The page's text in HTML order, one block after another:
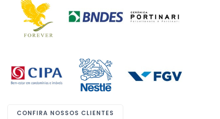
CONFIRA NOSSOS CLIENTES